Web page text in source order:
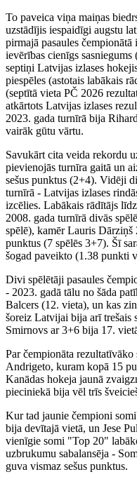
To paveica viņa maiņas
uzstādījis iespaidīgi augstu
pirmajā pasaules
ievērības cienīgs
septiņi Latvijas izlases
piespēles (astotais labākais
(septītā vieta PČ 2026
atkārtots Latvijas izlases
2023. gada turnīrā bija
vairāk gūtu vārtu.
Savukārt cita veida rekordu
pievienojās turnīra gaitā un
sešus punktus (2+4). Vidēji
turnīrā - Latvijas izlases
izcēlies. Labākais rādītājs
2008. gada turnīrā divās
spēlē), kamēr Lauris
punktus (7 spēlēs 3+7). Šī
šogad paveikto (1.38 punkti
Divi spēlētāji pasaules
- 2023. gadā tālu no šāda
Balcers (12. vieta), un kas
šoreiz Latvijai bija arī trešais
Smirnovs ar 3+6 bija 17.
Par čempionāta
Andrigeto, kuram kopā 15
Kanādas hokeja jaunā
pieciniekā bija vēl trīs
Kur tad jaunie čempioni
bija devītajā vietā, un Jese
vienīgie somi "Top 20"
uzbrukumu sabalansēja -
guva vismaz sešus punktus.